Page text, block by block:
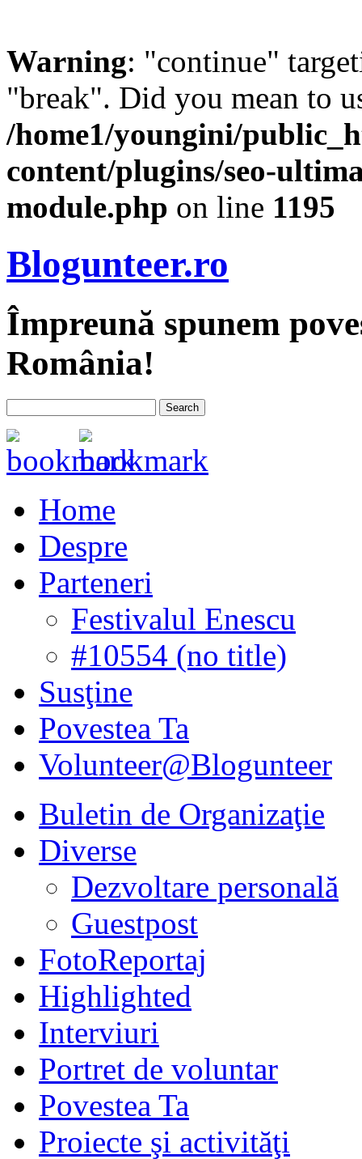
Warning: "continue"
"break". Did you mean to
/home1/youngini/
content/plugins/seo-
module.php on line 1195
Blogunteer.ro
Împreună spunem
România!
Home
Despre
Parteneri
Festivalul Enescu
#10554 (no title)
Susţine
Povestea Ta
Volunteer@Blogunteer
Buletin de Organizaţie
Diverse
Dezvoltare personală
Guestpost
FotoReportaj
Highlighted
Interviuri
Portret de voluntar
Povestea Ta
Proiecte şi activităţi